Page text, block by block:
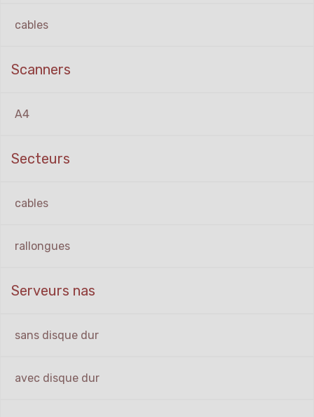
cables
Scanners
A4
Secteurs
cables
rallongues
Serveurs nas
sans disque dur
avec disque dur